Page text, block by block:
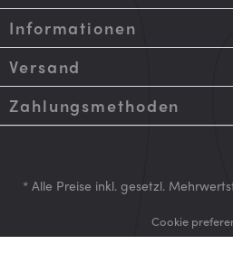
Informationen
Versand
Zahlungsmethoden
* Alle Preise inkl. gesetzl.
Cookie